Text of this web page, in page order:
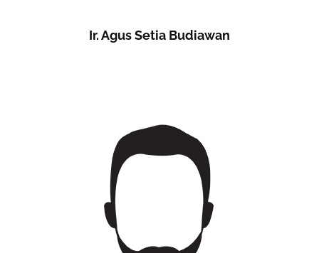
Ir. Agus Setia Budiawan